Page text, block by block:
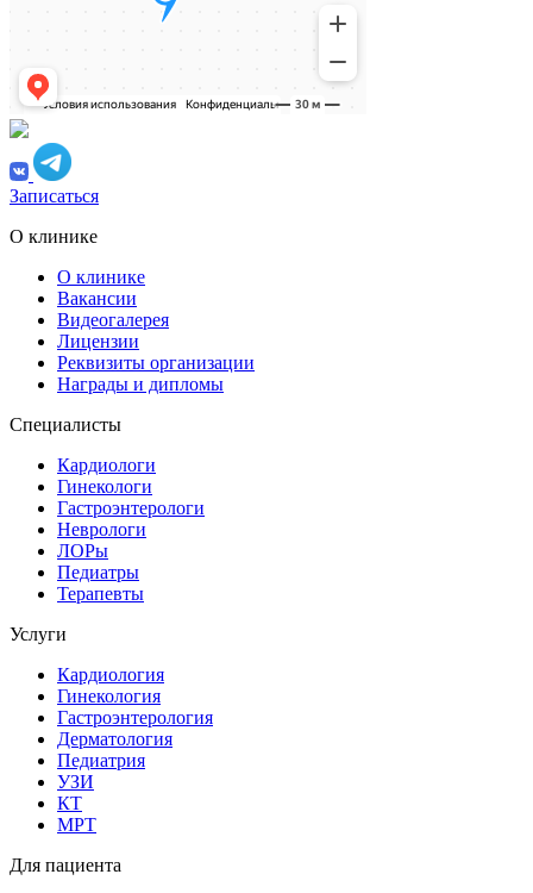
Записаться
О клинике
О клинике
Вакансии
Видеогалерея
Лицензии
Реквизиты организации
Награды и дипломы
Специалисты
Кардиологи
Гинекологи
Гастроэнтерологи
Неврологи
ЛОРы
Педиатры
Терапевты
Услуги
Кардиология
Гинекология
Гастроэнтерология
Дерматология
Педиатрия
УЗИ
КТ
МРТ
Для пациента